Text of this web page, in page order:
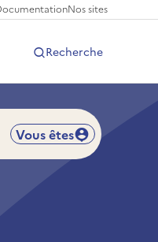
Nos sites
Recherche
Vous êtes